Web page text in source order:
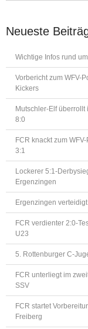
Neueste
Wichtige Infos rund
Vorbericht zum WFV-
Kickers
Mutschler-Elf
8:0
FCR knackt zum
3:1
Lockerer 5:1-
Ergenzingen
Ergenzingen
FCR verdienter 2:0-
U23
5. Rottenburger C-
FCR unterliegt im
SSV
FCR startet
Freiberg